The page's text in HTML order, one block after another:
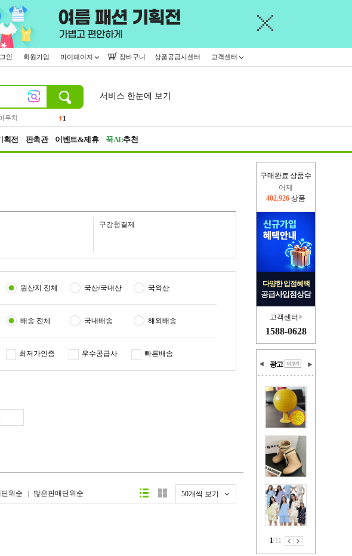
인 회원가입 마이페이지 장바구니 상품공급사센터 고객센터
우치
1
서비스 한눈에 보기
획전 판촉관 이벤트&제휴 꾹AI:추천
구매완료 상품수
어제
402,926 상품
다양한 입점혜택
공급사입점상담
고객센터
1588-0628
광고
1/11
구강청결제
원산지 전체 국산/국내산 국외산
배송 전체 국내배송 해외배송
최저가인증 우수공급사 빠른배송
위순 많은판매단위순 50개씩 보기